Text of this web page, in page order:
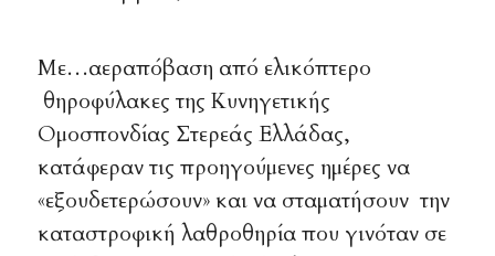
Με…αεραπόβαση από ελικόπτερο
θηροφύλακες της Κυνηγετικής
Ομοσπονδίας Στερεάς Ελλάδας,
κατάφεραν τις προηγούμενες ημέρες να
«εξουδετερώσουν» και να σταματήσουν την
καταστροφική λαθροθηρία που γινόταν σε